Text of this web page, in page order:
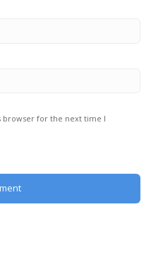
browser for the next time I